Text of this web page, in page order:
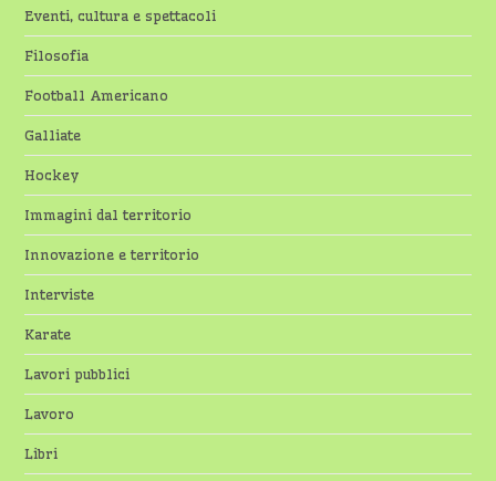
Eventi, cultura e spettacoli
Filosofia
Football Americano
Galliate
Hockey
Immagini dal territorio
Innovazione e territorio
Interviste
Karate
Lavori pubblici
Lavoro
Libri